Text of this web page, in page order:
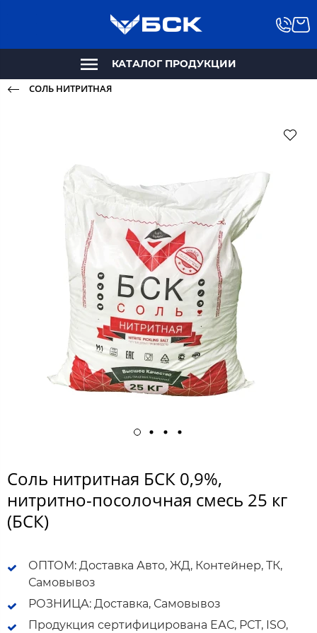
КАТАЛОГ ПРОДУКЦИИ
СОЛЬ НИТРИТНАЯ
Соль нитритная БСК 0,9%,
нитритно-посолочная смесь 25 кг
(БСК)
ОПТОМ: Доставка Авто, ЖД, Контейнер, ТК,
Самовывоз
РОЗНИЦА: Доставка, Самовывоз
Продукция сертифицирована ЕАС, РСТ, ISO,